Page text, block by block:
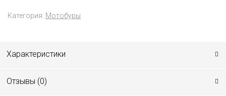
Категория: Мотобуры
Характеристики
Отзывы (0)